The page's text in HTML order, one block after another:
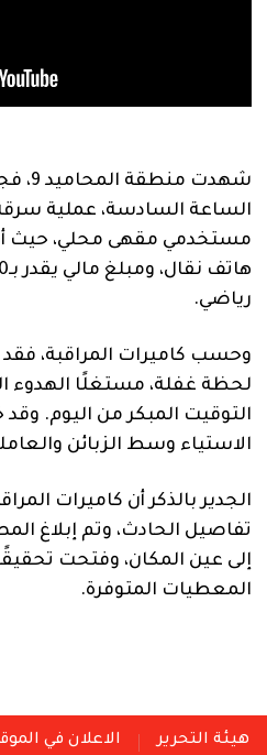
شهدت
الساعة السادسة، عملية
مستخدمي مقهى محلي، حيث
رياضي.
وحسب كاميرات المراقبة،
لحظة غفلة، مستغلًا الهدوء
التوقيت المبكر من اليوم.
الاستياء وسط الزبائن
الجدير بالذكر أن كاميرات
تفاصيل الحادث، وتم إبلاغ
إلى عين المكان، وفتحت
المعطيات المتوفرة.
هيئة التحرير الاعلان في